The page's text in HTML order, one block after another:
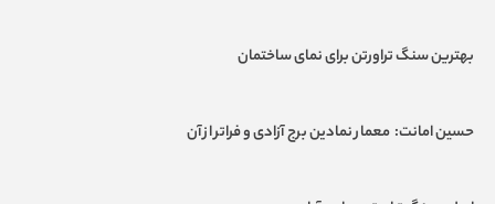
بهترین سنگ تراورتن برای نمای ساختمان
حسین امانت: معمار نمادین برج آزادی و فراتر از آن